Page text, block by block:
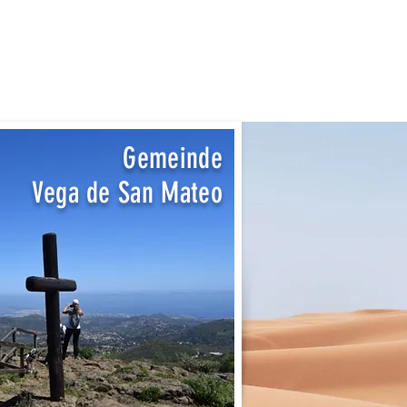
Gemeinde
Vega de San Mateo